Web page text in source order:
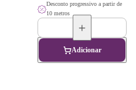
Desconto progressivo a partir de
10 metros
Adicionar